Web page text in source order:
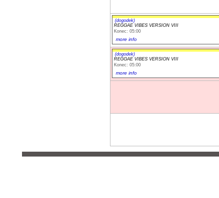
(dogodek)
REGGAE VIBES VERSION VIII
Konec: 05:00
more info
(dogodek)
REGGAE VIBES VERSION VIII
Konec: 05:00
more info